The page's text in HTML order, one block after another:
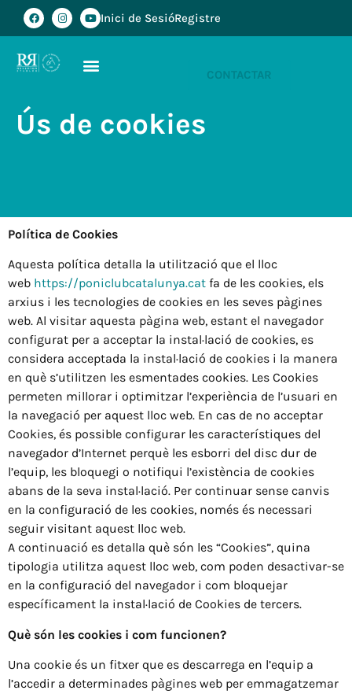
Inici de SesióRegistre
CONTACTAR
Ús de cookies
Política de Cookies
Aquesta política detalla la utilització que el lloc
web https://poniclubcatalunya.cat fa de les cookies, els
arxius i les tecnologies de cookies en les seves pàgines
web. Al visitar aquesta pàgina web, estant el navegador
configurat per a acceptar la instal·lació de cookies, es
considera acceptada la instal·lació de cookies i la manera
en què s’utilitzen les esmentades cookies. Les Cookies
permeten millorar i optimitzar l’experiència de l’usuari en
la navegació per aquest lloc web. En cas de no acceptar
Cookies, és possible configurar les característiques del
navegador d’Internet perquè les esborri del disc dur de
l’equip, les bloquegi o notifiqui l’existència de cookies
abans de la seva instal·lació. Per continuar sense canvis
en la configuració de les cookies, només és necessari
seguir visitant aquest lloc web.
A continuació es detalla què són les “Cookies”, quina
tipologia utilitza aquest lloc web, com poden desactivar-se
en la configuració del navegador i com bloquejar
específicament la instal·lació de Cookies de tercers.
Què són les cookies i com funcionen?
Una cookie és un fitxer que es descarrega en l’equip a
l’accedir a determinades pàgines web per emmagatzemar